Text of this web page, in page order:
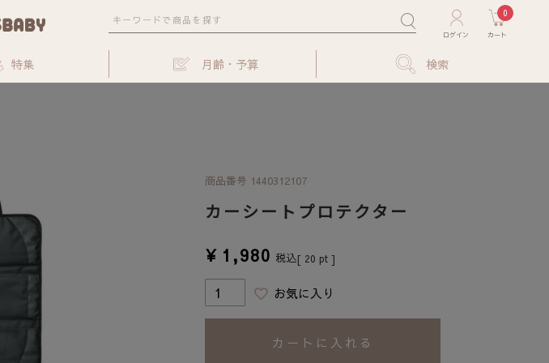
0
特集 月齢・予算 検索
商品番号 1440312107
カーシートプロテクター
¥ 1,980 税込[ 20 pt ]
お気に入り
カートに入れる